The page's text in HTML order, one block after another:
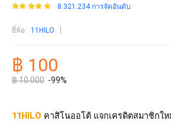
8.321.234 การจัดอันดับ
ยี่ห้อ: 11HILO
฿ 100
฿ 10.000 -99%
11HILO คาสิโนออโต้ แจกเครดิตสมาชิกใ